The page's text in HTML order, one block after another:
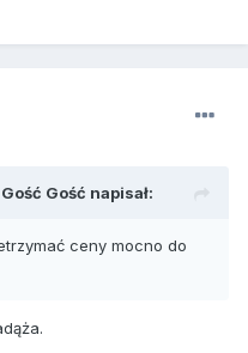
Gość napisał:
ceny mocno do